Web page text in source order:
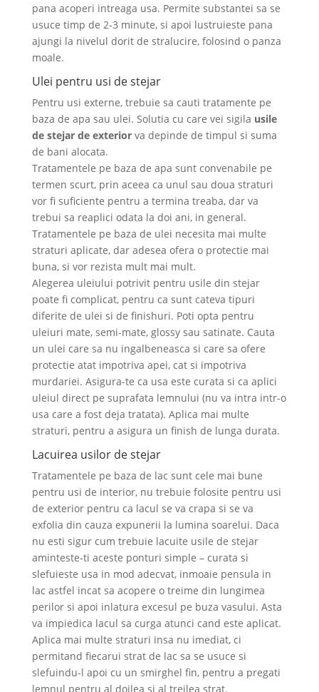
pana acoperi intreaga usa. Permite substantei sa se
usuce timp de 2-3 minute, si apoi lustruieste pana
ajungi la nivelul dorit de stralucire, folosind o panza
moale.
Ulei pentru usi de stejar
Pentru usi externe, trebuie sa cauti tratamente pe
baza de apa sau ulei. Solutia cu care vei sigila usile
de stejar de exteriorva depinde de timpul si suma
de bani alocata.
Tratamentele pe baza de apa sunt convenabile pe
termen scurt, prin aceea ca unul sau doua straturi
vor fi suficiente pentru a termina treaba, dar va
trebui sa reaplici odata la doi ani, in general.
Tratamentele pe baza de ulei necesita mai multe
straturi aplicate, dar adesea ofera o protectie mai
buna, si vor rezista mult mai mult.
Alegerea uleiului potrivit pentru usile din stejar
poate fi complicat, pentru ca sunt cateva tipuri
diferite de ulei si de finishuri. Poti opta pentru
uleiuri mate, semi-mate, glossy sau satinate. Cauta
un ulei care sa nu ingalbeneasca si care sa ofere
protectie atat impotriva apei, cat si impotriva
murdariei. Asigura-te ca usa este curata si ca aplici
uleiul direct pe suprafata lemnului (nu va intra intr-o
usa care a fost deja tratata). Aplica mai multe
straturi, pentru a asigura un finish de lunga durata.
Lacuirea usilor de stejar
Tratamentele pe baza de lac sunt cele mai bune
pentru usi de interior, nu trebuie folosite pentru usi
de exterior pentru ca lacul se va crapa si se va
exfolia din cauza expunerii la lumina soarelui. Daca
nu esti sigur cum trebuie lacuite usile de stejar
aminteste-ti aceste ponturi simple – curata si
slefuieste usa in mod adecvat, inmoaie pensula in
lac astfel incat sa acopere o treime din lungimea
perilor si apoi inlatura excesul pe buza vasului. Asta
va impiedica lacul sa curga atunci cand este aplicat.
Aplica mai multe straturi insa nu imediat, ci
permitand fiecarui strat de lac sa se usuce si
slefuindu-l apoi cu un smirghel fin, pentru a pregati
lemnul pentru al doilea si al treilea strat.